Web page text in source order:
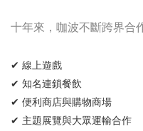
十年來，咖波不斷跨界合
✔ 線上遊戲
✔ 知名連鎖餐飲
✔ 便利商店與購物商場
✔ 主題展覽與大眾運輸合作